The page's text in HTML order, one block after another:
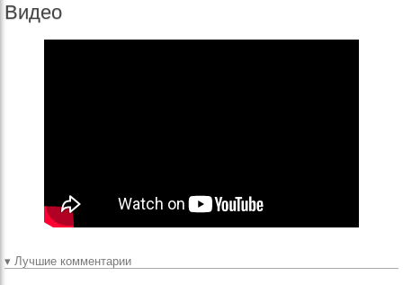
Видео
▾ Лучшие комментарии